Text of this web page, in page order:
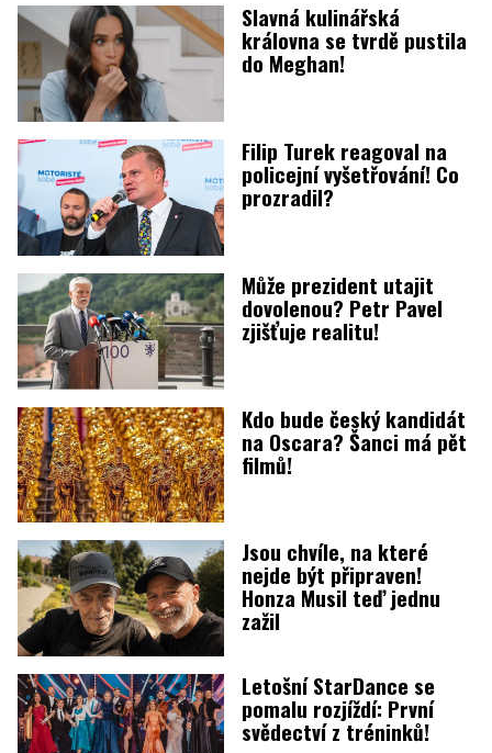
Slavná kulinářská
královna se tvrdě pustila
do Meghan!
Filip Turek reagoval na
policejní vyšetřování! Co
prozradil?
Může prezident utajit
dovolenou? Petr Pavel
zjišťuje realitu!
Kdo bude český kandidát
na Oscara? Šanci má pět
filmů!
Jsou chvíle, na které
nejde být připraven!
Honza Musil teď jednu
zažil
Letošní StarDance se
pomalu rozjíždí: První
svědectví z tréninků!